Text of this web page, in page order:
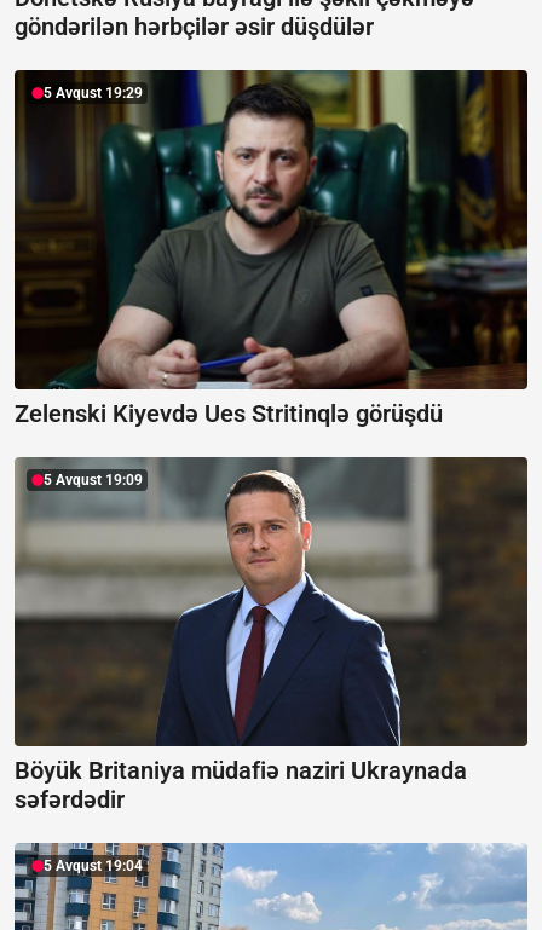
göndərilən hərbçilər əsir düşdülər
5 Avqust 19:29
Zelenski Kiyevdə Ues Stritinqlə görüşdü
5 Avqust 19:09
Böyük Britaniya müdafiə naziri Ukraynada
səfərdədir
5 Avqust 19:04